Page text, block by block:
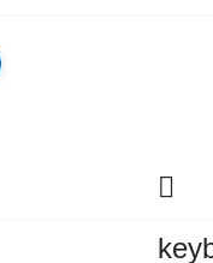
